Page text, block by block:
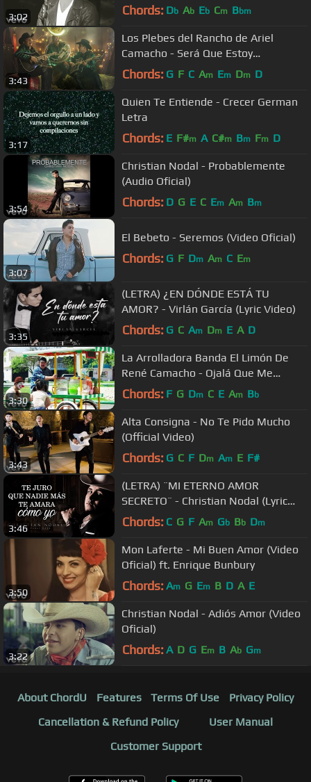
3:02 Chords: Db Ab Eb Cm Bbm
3:43
Los Plebes del Rancho de Ariel
Camacho - Será Que Estoy
Enamorado [Official Video]
Chords: G F C Am Em Dm D
3:17
Quien Te Entiende - Crecer German
Letra
Chords: E F#m A C#m Bm Fm D
3:54
Christian Nodal - Probablemente
(Audio Oficial)
Chords: D G E C Em Am Bm
3:07
El Bebeto - Seremos (Video Oficial)
Chords: G F Dm Am C Em
3:35
(LETRA) ¿EN DÓNDE ESTÁ TU
AMOR? - Virlán García (Lyric Video)
Chords: G C Am Dm E A D
3:30
La Arrolladora Banda El Limón De
René Camacho - Ojalá Que Me
Olvides
Chords: F G Dm C E Am Bb
3:43
Alta Consigna - No Te Pido Mucho
(Official Video)
Chords: G C F Dm Am E F#
3:46
(LETRA) ¨MI ETERNO AMOR
SECRETO¨ - Christian Nodal (Lyric
Video)
Chords: C G F Am Gb Bb Dm
3:50
Mon Laferte - Mi Buen Amor (Video
Oficial) ft. Enrique Bunbury
Chords: Am G Em B D A E
3:22
Christian Nodal - Adiós Amor (Video
Oficial)
Chords: A D G Em B Ab Gm
About ChordU Features Terms Of Use
Privacy Policy
Cancellation & Refund Policy
User Manual
Customer Support